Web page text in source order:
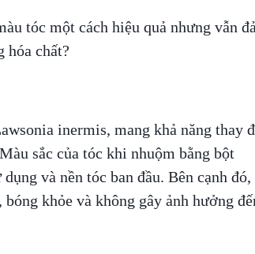
tóc một cách hiệu quả nhưng vẫn
hóa chất?
inermis, mang khả năng thay
sắc của tóc khi nhuộm bằng bột
và nền tóc ban đầu. Bên cạnh đó,
khỏe và không gây ảnh hưởng